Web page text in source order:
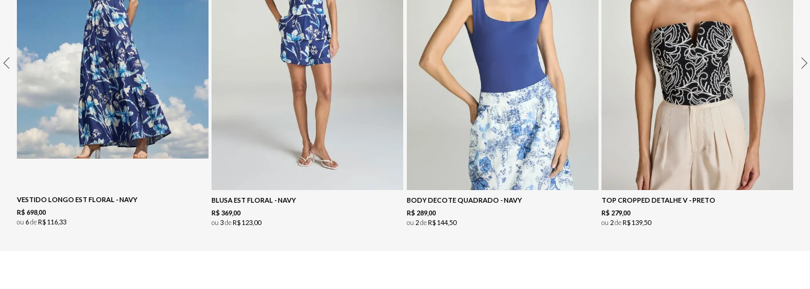
VESTIDO LONGO EST FLORAL - NAVY
R$ 698,00
ou 6deR$ 116,33
BLUSA EST FLORAL - NAVY
R$ 369,00
ou3deR$ 123 00
BODY DECOTE QUADRADO - NAVY
R$ 289,00
ou 2deR$ 144, 50
TOP CROPPED DETALHE V - PRETO
R$ 279,00
ou 2deR$ 139 50